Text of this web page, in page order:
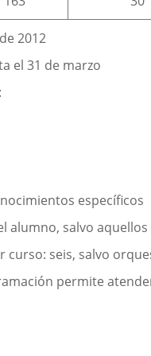
2012
el 31 de marzo
específicos
alumno, salvo
seis, salvo
permite